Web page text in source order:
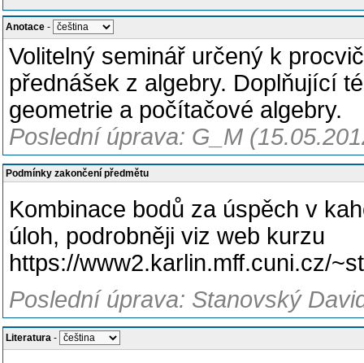
Anotace -
Volitelný seminář určený k
přednášek z algebry. Doplňující
geometrie a počítačové algebry.
Poslední úprava: G_M
Podmínky zakončení předmětu
Kombinace bodů za úspěch v
úloh, podrobněji viz web kurzu
https://www2.karlin.mff.cuni.cz/
Poslední úprava: Stanovský
Literatura -